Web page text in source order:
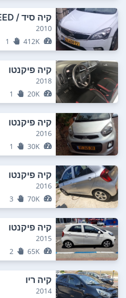
קיה סיד / CEED
2010
412K
1
קיה פיקנטו
2018
20K
1
קיה פיקנטו
2016
30K
1
קיה פיקנטו
2016
70K
3
קיה פיקנטו
2015
65K
2
קיה ריו
2014